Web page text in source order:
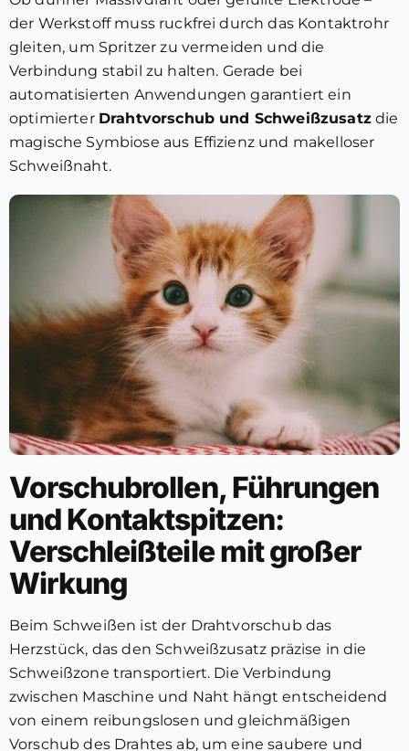
der Werkstoff muss ruckfrei durch das Kontaktrohr
gleiten, um Spritzer zu vermeiden und die
Verbindung stabil zu halten. Gerade bei
automatisierten Anwendungen garantiert ein
optimierter Drahtvorschub und Schweißzusatzdie
magische Symbiose aus Effizienz und makelloser
Schweißnaht.
Vorschubrollen, Führungen
und Kontaktspitzen:
Verschleißteile mit großer
Wirkung
Beim Schweißen ist der Drahtvorschub das
Herzstück, das den Schweißzusatz präzise in die
Schweißzone transportiert. Die Verbindung
zwischen Maschine und Naht hängt entscheidend
von einem reibungslosen und gleichmäßigen
Vorschub des Drahtes ab, um eine saubere und